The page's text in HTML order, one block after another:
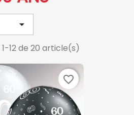

12 de 20 article(s)
favorite_border